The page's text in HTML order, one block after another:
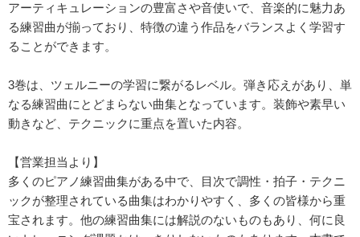
アーティキュレーションの豊富さや音使いで、音楽的に魅力あ
る練習曲が揃っており、特徴の違う作品をバランスよく学習す
ることができます。
3巻は、ツェルニーの学習に繋がるレベル。弾き応えがあり、単
なる練習曲にとどまらない曲集となっています。装飾や素早い
動きなど、テクニックに重点を置いた内容。
【営業担当より】
多くのピアノ練習曲集がある中で、目次で調性・拍子・テクニ
ックが整理されている曲集はわかりやすく、多くの皆様から重
宝されます。他の練習曲集には解説のないものもあり、何に良